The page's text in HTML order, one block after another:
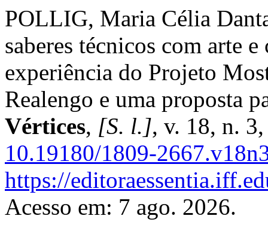
POLLIG, Maria Célia
saberes técnicos com arte
experiência do Projeto
Realengo e uma proposta
Vértices, [S. l.], v. 18, n.
10.19180/1809-
https://
Acesso em: 7 ago. 2026.